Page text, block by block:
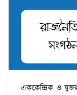
এককেন্দ্রিক ও